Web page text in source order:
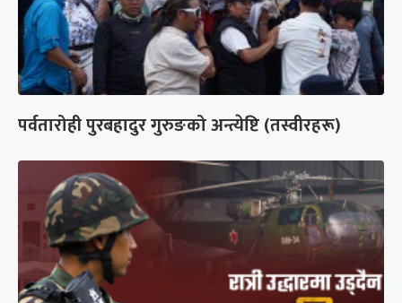
पर्वतारोही पुरबहादुर गुरुङको अन्त्येष्टि (तस्वीरहरू)